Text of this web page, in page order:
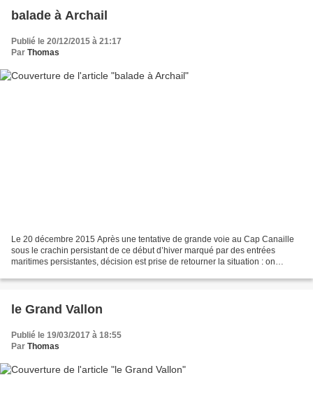
balade à Archail
Publié le 20/12/2015 à 21:17
Par Thomas
Le 20 décembre 2015 Après une tentative de grande voie au Cap Canaille
sous le crachin persistant de ce début d’hiver marqué par des entrées
maritimes persistantes, décision est prise de retourner la situation : on
le Grand Vallon
Publié le 19/03/2017 à 18:55
Par Thomas